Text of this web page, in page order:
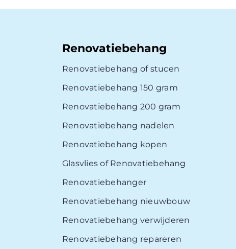
Renovatiebehang
Renovatiebehang of stucen
Renovatiebehang 150 gram
Renovatiebehang 200 gram
Renovatiebehang nadelen
Renovatiebehang kopen
Glasvlies of Renovatiebehang
Renovatiebehanger
Renovatiebehang nieuwbouw
Renovatiebehang verwijderen
Renovatiebehang repareren